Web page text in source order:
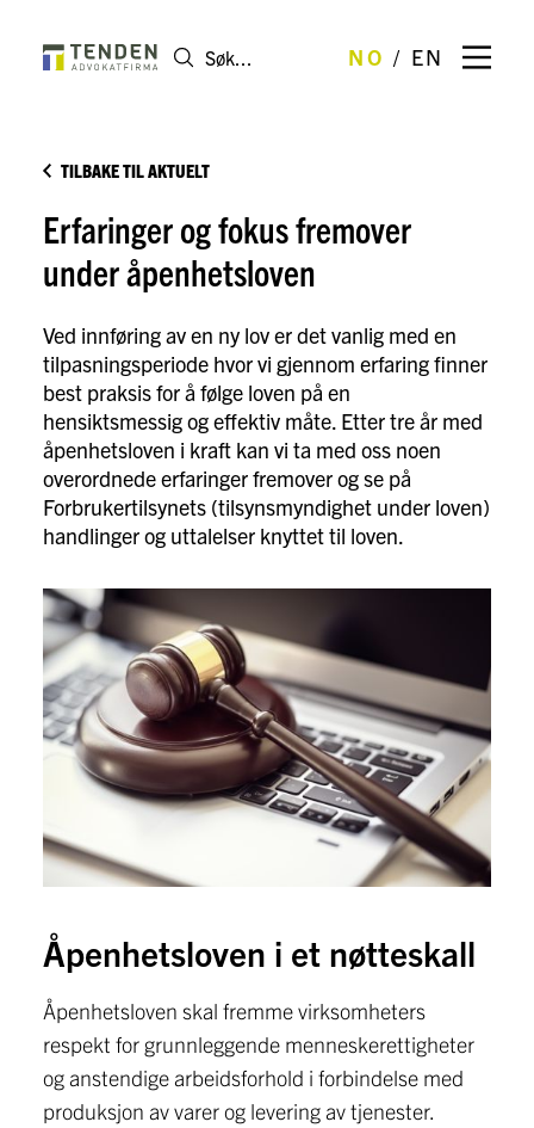
NO EN
TILBAKE TIL AKTUELT
Erfaringer og fokus fremover
under åpenhetsloven
Ved innføring av en ny lov er det vanlig med en
tilpasningsperiode hvor vi gjennom erfaring finner
best praksis for å følge loven på en
hensiktsmessig og effektiv måte. Etter tre år med
åpenhetsloven i kraft kan vi ta med oss noen
overordnede erfaringer fremover og se på
Forbrukertilsynets (tilsynsmyndighet under loven)
handlinger og uttalelser knyttet til loven.
Åpenhetsloven i et nøtteskall
Åpenhetsloven skal fremme virksomheters
respekt for grunnleggende menneskerettigheter
og anstendige arbeidsforhold i forbindelse med
produksjon av varer og levering av tjenester.